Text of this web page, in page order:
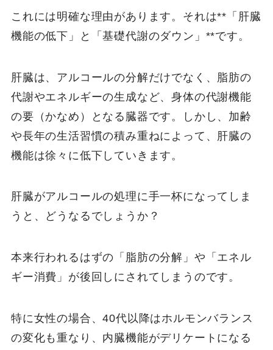
これには明確な理由があります。それは**「肝臓
機能の低下」と「基礎代謝のダウン」**です。
肝臓は、アルコールの分解だけでなく、脂肪の
代謝やエネルギーの生成など、身体の代謝機能
の要（かなめ）となる臓器です。しかし、加齢
や長年の生活習慣の積み重ねによって、肝臓の
機能は徐々に低下していきます。
肝臓がアルコールの処理に手一杯になってしま
うと、どうなるでしょうか？
本来行われるはずの「脂肪の分解」や「エネル
ギー消費」が後回しにされてしまうのです。
特に女性の場合、40代以降はホルモンバランス
の変化も重なり、内臓機能がデリケートになる